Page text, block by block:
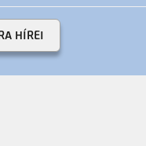
HÍREI